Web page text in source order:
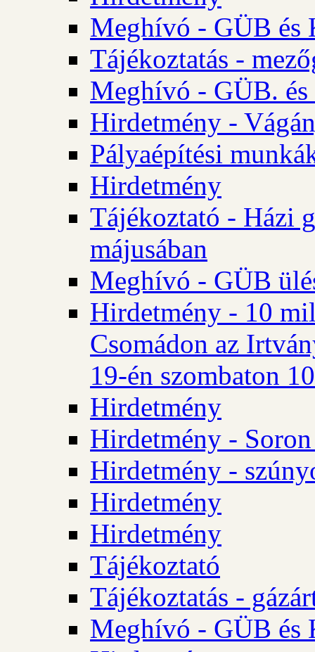
Meghívó - GÜB és
Tájékoztatás -
Meghívó - GÜB.
Hirdetmény -
Pályaépítési
Hirdetmény
Tájékoztató - Házi
májusában
Meghívó - GÜB
Hirdetmény - 10
Csomádon az
19-én szombaton
Hirdetmény
Hirdetmény -
Hirdetmény -
Hirdetmény
Hirdetmény
Tájékoztató
Tájékoztatás -
Meghívó - GÜB és